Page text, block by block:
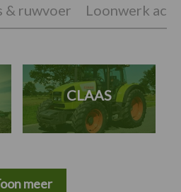
& ruwvoer Loonwerk
CLAAS
meer